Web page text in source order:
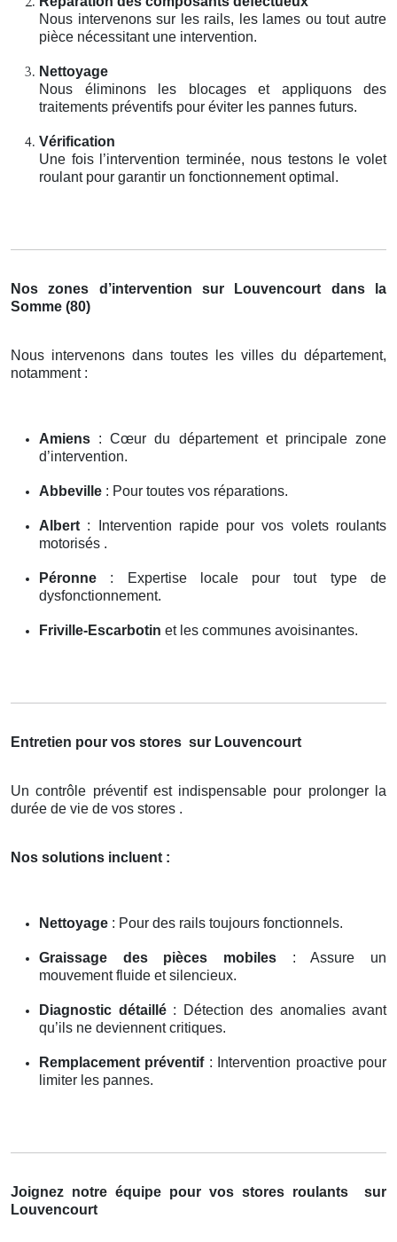
Nous intervenons sur les rails, les lames ou tout autre
pièce nécessitant une intervention.
Nettoyage
Nous éliminons les blocages et appliquons des
traitements préventifs pour éviter les pannes futurs.
Vérification
Une fois l’intervention terminée, nous testons le volet
roulant pour garantir un fonctionnement optimal.
Nos zones d’intervention sur Louvencourt dans la
Somme (80)
Nous intervenons dans toutes les villes du département,
notamment :
Amiens : Cœur du département et principale zone
d’intervention.
Abbeville : Pour toutes vos réparations.
Albert : Intervention rapide pour vos volets roulants
motorisés .
Péronne : Expertise locale pour tout type de
dysfonctionnement.
Friville-Escarbotin et les communes avoisinantes.
Entretien pour vos stores sur Louvencourt
Un contrôle préventif est indispensable pour prolonger la
durée de vie de vos stores .
Nos solutions incluent :
Nettoyage : Pour des rails toujours fonctionnels.
Graissage des pièces mobiles : Assure un
mouvement fluide et silencieux.
Diagnostic détaillé: Détection des anomalies avant
qu’ils ne deviennent critiques.
Remplacement préventif: Intervention proactive pour
limiter les pannes.
Joignez notre équipe pour vos stores roulants
sur
Louvencourt